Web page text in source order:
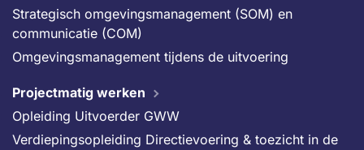
Strategisch omgevingsmanagement (SOM) en
communicatie (COM)
Omgevingsmanagement tijdens de uitvoering
Projectmatig werken
Opleiding Uitvoerder GWW
Verdiepingsopleiding Directievoering & toezicht in de